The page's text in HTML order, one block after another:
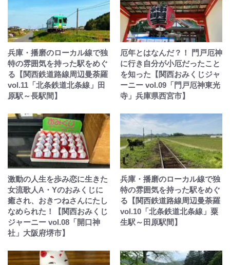
兵庫・播磨のローカル線で独
特の雰囲気を持った駅をめぐ
る【関西鉄道路線周辺曼荼羅
vol.11「北条鉄道北条線」田
原駅～長駅間】
厄年とはなんだ？！ 門戸厄神
に行き自分が小厄だったこと
を知った【関西おみくじジャ
ーニー vol.09「門戸厄神東光
寺」兵庫県西宮市】
激動の人生を歩み恋に生きた
女流歌人A・Yのおみくじに
癒され、おきつねさんにたし
なめられた！【関西おみくじ
ジャーニー vol.08「開口神
社」大阪府堺市】
兵庫・播磨のローカル線で独
特の雰囲気を持った駅をめぐ
る【関西鉄道路線周辺曼荼羅
vol.10「北条鉄道北条線」粟
生駅～田原駅間】